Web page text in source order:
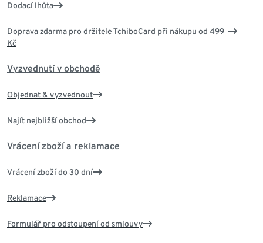
Dodací lhůta
Doprava zdarma pro držitele TchiboCard při nákupu od 499
Kč
Vyzvednutí v obchodě
Objednat & vyzvednout
Najít nejbližší obchod
Vrácení zboží a reklamace
Vrácení zboží do 30 dní
Reklamace
Formulář pro odstoupení od smlouvy